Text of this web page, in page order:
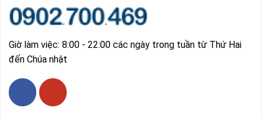
Giờ làm việc: 8:00 - 22:00 các ngày trong tuần từ Thứ Hai
đến Chúa nhật